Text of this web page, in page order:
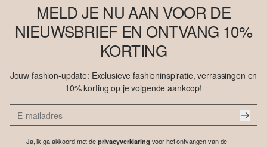
MELD JE NU AAN VOOR DE
NIEUWSBRIEF EN ONTVANG 10%
KORTING
Jouw fashion-update: Exclusieve fashioninspiratie, verrassingen en
10% korting op je volgende aankoop!
Ja, ik ga akkoord met de privacyverklaring voor het ontvangen van de